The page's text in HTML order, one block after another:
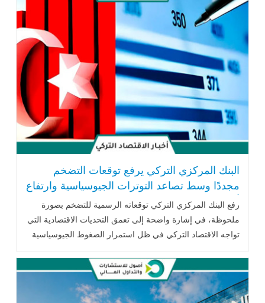
البنك المركزي التركي يرفع توقعات التضخم
مجددًا وسط تصاعد التوترات الجيوسياسية وارتفاع
أسعار النفط
رفع البنك المركزي التركي توقعاته الرسمية للتضخم بصورة
ملحوظة، في إشارة واضحة إلى تعمق التحديات الاقتصادية التي
تواجه الاقتصاد التركي في ظل استمرار الضغوط الجيوسياسية